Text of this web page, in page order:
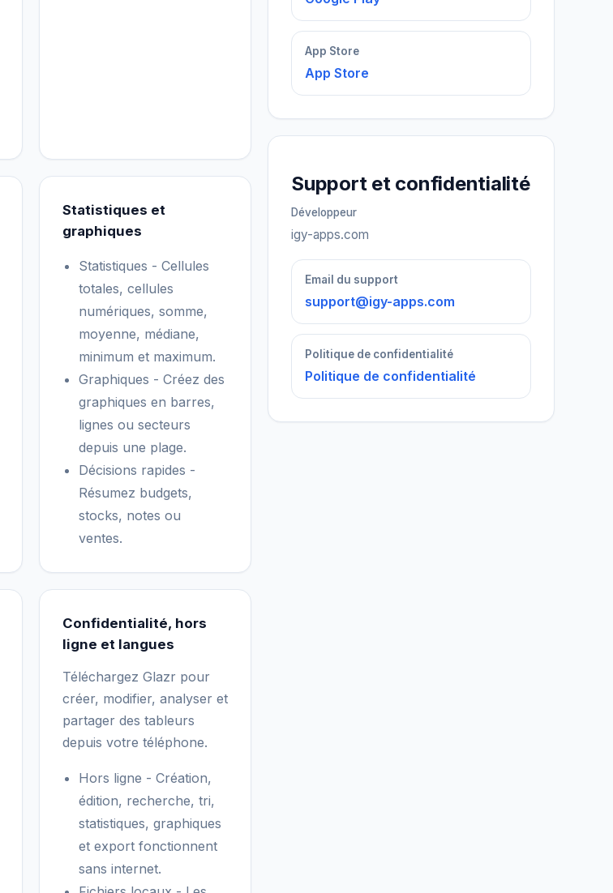
Statistiques et
graphiques
Statistiques - Cellules
totales, cellules
numériques, somme,
moyenne, médiane,
minimum et maximum.
Graphiques - Créez des
graphiques en barres,
lignes ou secteurs
depuis une plage.
Décisions rapides -
Résumez budgets,
stocks, notes ou
ventes.
Confidentialité, hors
ligne et langues
Téléchargez Glazr pour
créer, modifier, analyser et
partager des tableurs
depuis votre téléphone.
Hors ligne - Création,
édition, recherche, tri,
statistiques, graphiques
et export fonctionnent
sans internet.
App Store
App Store
Support et confidentialité
Développeur
igy-apps.com
Email du support
support@igy-apps.com
Politique de confidentialité
Politique de confidentialité